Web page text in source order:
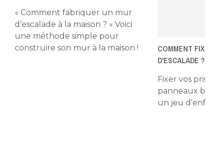
« Comment fabriquer un mur
d’escalade à la maison ? » Voici
une méthode simple pour
construire son mur à la maison !
COMMENT FIXER
D'ESCALADE ?
Fixer vos
panneaux bois
un jeu d'enfant